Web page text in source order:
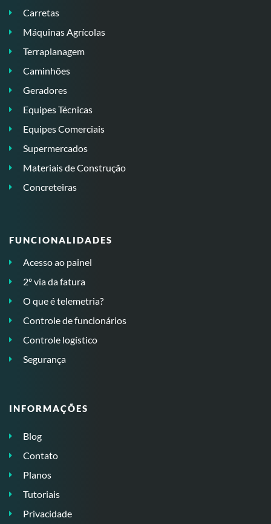
Carretas
Máquinas Agrícolas
Terraplanagem
Caminhões
Geradores
Equipes Técnicas
Equipes Comerciais
Supermercados
Materiais de Construção
Concreteiras
FUNCIONALIDADES
Acesso ao painel
2º via da fatura
O que é telemetria?
Controle de funcionários
Controle logístico
Segurança
INFORMAÇÕES
Blog
Contato
Planos
Tutoriais
Privacidade